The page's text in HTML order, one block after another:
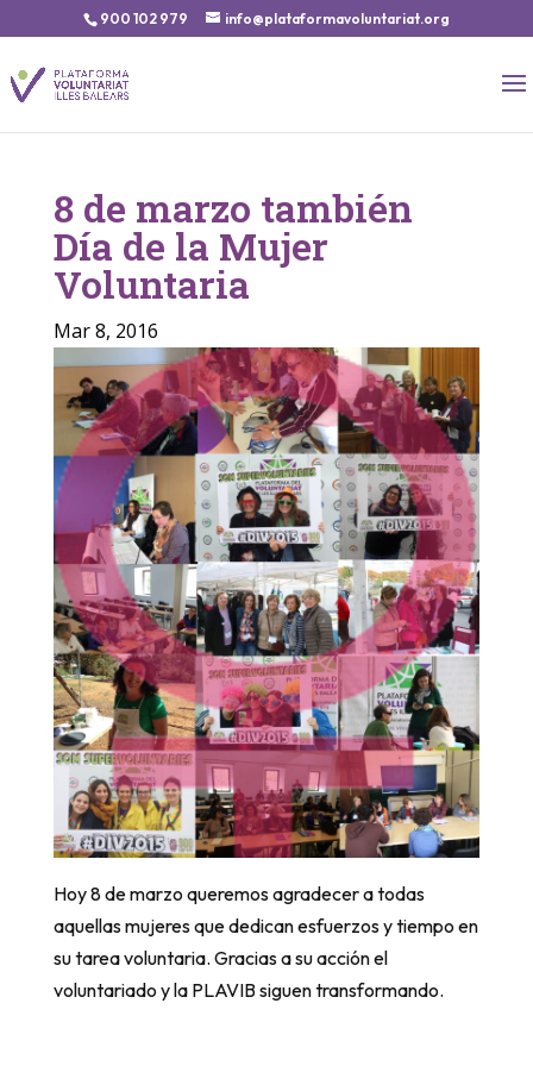
900 102 979 info@plataformavoluntariat.org
8 de marzo también
Día de la Mujer
Voluntaria
Mar 8, 2016
Hoy 8 de marzo queremos agradecer a todas
aquellas mujeres que dedican esfuerzos y tiempo en
su tarea voluntaria. Gracias a su acción el
voluntariado y la PLAVIB siguen transformando.